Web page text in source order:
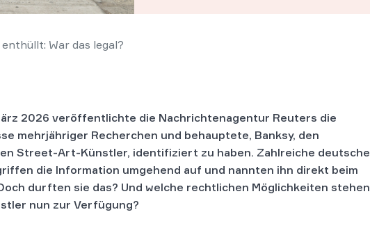
War das legal?
2026 veröffentlichte die Nachrichtenagentur Reuters die
mehrjähriger Recherchen und behauptete, Banksy, den
Street-Art-Künstler, identifiziert zu haben. Zahlreiche deutsche
die Information umgehend auf und nannten ihn direkt beim
durften sie das? Und welche rechtlichen Möglichkeiten stehen
nun zur Verfügung?